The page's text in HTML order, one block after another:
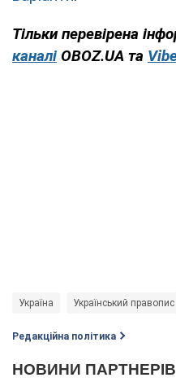
Тільки перевірена
каналі OBOZ.UA та
Україна Український правопис
Редакційна політика